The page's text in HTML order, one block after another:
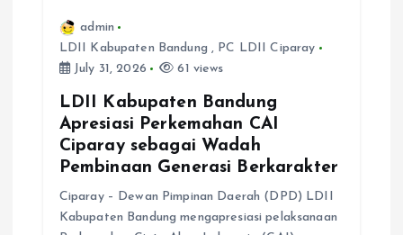
admin
LDII Kabupaten Bandung , PC LDII Ciparay
July 31, 2026
61 views
LDII Kabupaten Bandung
Apresiasi Perkemahan CAI
Ciparay sebagai Wadah
Pembinaan Generasi Berkarakter
Ciparay – Dewan Pimpinan Daerah (DPD) LDII
Kabupaten Bandung mengapresiasi pelaksanaan